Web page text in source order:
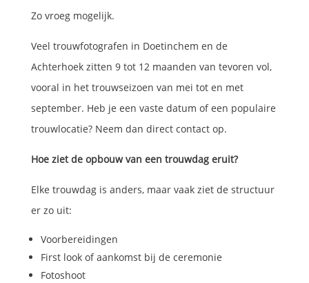
Zo vroeg mogelijk.
Veel trouwfotografen in Doetinchem en de
Achterhoek zitten 9 tot 12 maanden van tevoren vol,
vooral in het trouwseizoen van mei tot en met
september. Heb je een vaste datum of een populaire
trouwlocatie? Neem dan direct contact op.
Hoe ziet de opbouw van een trouwdag eruit?
Elke trouwdag is anders, maar vaak ziet de structuur
er zo uit:
Voorbereidingen
First look of aankomst bij de ceremonie
Fotoshoot